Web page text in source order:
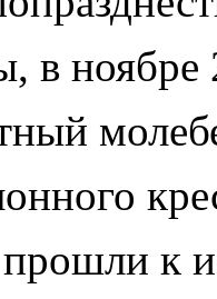
в ноябре
к